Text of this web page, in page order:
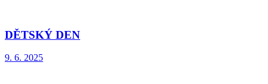
DĚTSKÝ DEN
9. 6. 2025